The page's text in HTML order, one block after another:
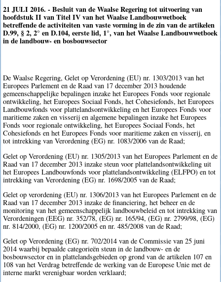
21 JULI 2016. - Besluit van de Waalse Regering tot uitvoering van
hoofdstuk II van Titel IV van het Waalse Landbouwwetboek
betreffende de activiteiten van vaste vorming in de zin van de artikelen
D.99, § 2, 2° en D.104, eerste lid, 1°, van het Waalse Landbouwwetboek
in de landbouw- en bosbouwsector
De Waalse Regering, Gelet op Verordening (EU) nr. 1303/2013 van het
Europees Parlement en de Raad van 17 december 2013 houdende
gemeenschappelijke bepalingen inzake het Europees Fonds voor regionale
ontwikkeling, het Europees Sociaal Fonds, het Cohesiefonds, het Europees
Landbouwfonds voor plattelandsontwikkeling en het Europees Fonds voor
maritieme zaken en visserij en algemene bepalingen inzake het Europees
Fonds voor regionale ontwikkeling, het Europees Sociaal Fonds, het
Cohesiefonds en het Europees Fonds voor maritieme zaken en visserij, en
tot intrekking van Verordening (EG) nr. 1083/2006 van de Raad;
Gelet op Verordening (EU) nr. 1305/2013 van het Europees Parlement en de
Raad van 17 december 2013 inzake steun voor plattelandsontwikkeling uit
het Europees Landbouwfonds voor plattelandsontwikkeling (ELFPO) en tot
intrekking van Verordening (EG) nr. 1698/2005 van de Raad;
Gelet op verordening (EU) nr. 1306/2013 van het Europees Parlement en de
Raad van 17 december 2013 inzake de financiering, het beheer en de
monitoring van het gemeenschappelijk landbouwbeleid en tot intrekking van
Verordeningen (EEG) nr. 352/78, (EG) nr. 165/94, (EG) nr. 2799/98, (EG)
nr. 814/2000, (EG) nr. 1200/2005 en nr. 485/2008 van de Raad;
Gelet op Verordening (EG) nr. 702/2014 van de Commissie van 25 juni
2014 waarbij bepaalde categorieën steun in de landbouw- en de
bosbouwsector en in plattelandsgebieden op grond van de artikelen 107 en
108 van het Verdrag betreffende de werking van de Europese Unie met de
interne markt verenigbaar worden verklaard;